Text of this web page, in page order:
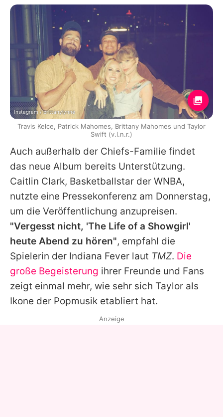
Auch außerhalb der Chiefs-Familie findet
das neue Album bereits Unterstützung.
Caitlin Clark, Basketballstar der WNBA,
nutzte eine Pressekonferenz am Donnerstag,
um die Veröffentlichung anzupreisen.
"Vergesst nicht, 'The Life of a Showgirl'
heute Abend zu hören", empfahl die
Spielerin der Indiana Fever laut TMZ. Die
große Begeisterung ihrer Freunde und Fans
zeigt einmal mehr, wie sehr sich Taylor als
Ikone der Popmusik etabliert hat.
Instagram / brittanylynne
Travis Kelce, Patrick Mahomes, Brittany Mahomes und Taylor
Swift (v.l.n.r.)
Anzeige